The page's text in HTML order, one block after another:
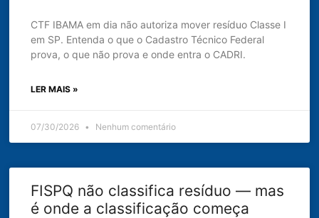
CTF IBAMA em dia não autoriza mover resíduo Classe I
em SP. Entenda o que o Cadastro Técnico Federal
prova, o que não prova e onde entra o CADRI.
LER MAIS »
07/30/2026 Nenhum comentário
FISPQ não classifica resíduo — mas
é onde a classificação começa